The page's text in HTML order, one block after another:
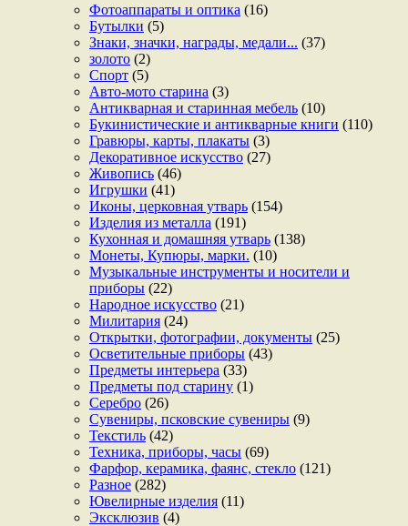
Фотоаппараты и оптика (16)
Бутылки (5)
Знаки, значки, награды, медали... (37)
золото (2)
Спорт (5)
Авто-мото старина (3)
Антикварная и старинная мебель (10)
Букинистические и антикварные книги (110)
Гравюры, карты, плакаты (3)
Декоративное искусство (27)
Живопись (46)
Игрушки (41)
Иконы, церковная утварь (154)
Изделия из металла (191)
Кухонная и домашняя утварь (138)
Монеты, Купюры, марки. (10)
Музыкальные инструменты и носители и
приборы (22)
Народное искусство (21)
Милитария (24)
Открытки, фотографии, документы (25)
Осветительные приборы (43)
Предметы интерьера (33)
Предметы под старину (1)
Серебро (26)
Сувениры, псковские сувениры (9)
Текстиль (42)
Техника, приборы, часы (69)
Фарфор, керамика, фаянс, стекло (121)
Разное (282)
Ювелирные изделия (11)
Эксклюзив (4)